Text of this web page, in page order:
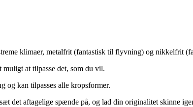
klimaer, metalfrit (fantastisk til flyvning) og nikkelfrit
at tilpasse det, som du vil.
og kan tilpasses alle kropsformer.
det aftagelige spænde på, og lad din originalitet skinne